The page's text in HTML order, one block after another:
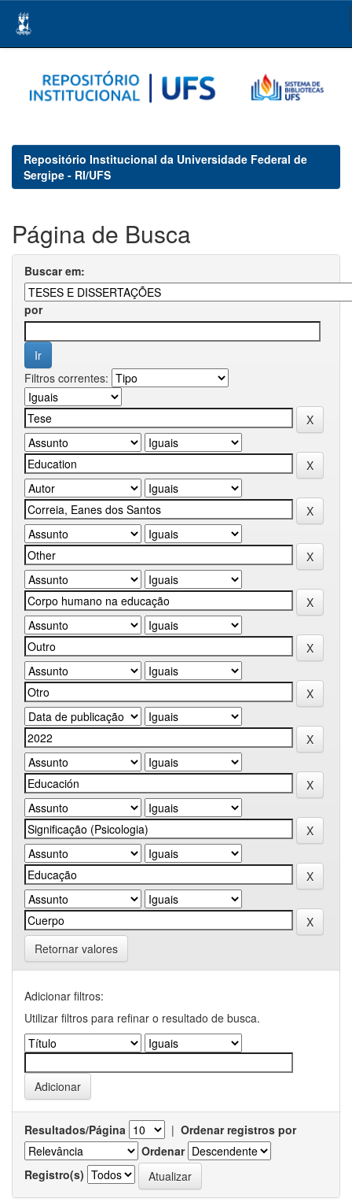
navigation
Repositório Institucional da Universidade Federal de
Sergipe - RI/UFS
Página de Busca
Buscar em:
por
Filtros correntes:
Retornar valores
Adicionar filtros:
Utilizar filtros para refinar o resultado de busca.
Resultados/Página | Ordenar registros por
Ordenar
Registro(s)